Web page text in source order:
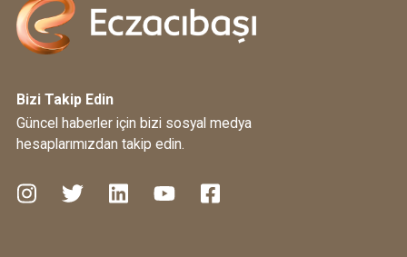
Bizi Takip Edin
Güncel haberler için bizi sosyal medya
hesaplarımızdan takip edin.